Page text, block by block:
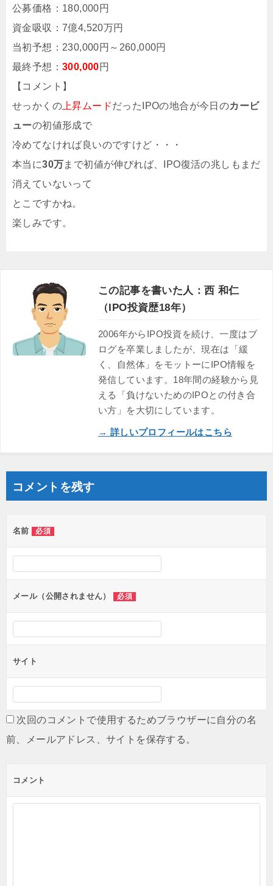
公募価格：180,000円
資金吸収：7億4,520万円
当初予想：230,000円～260,000円
最終予想： 300,000 円
【コメント】
せっかくの 上昇ムードだったIPOの地合が今日のカービ
ューの初値形成で
冷めてなければ良いのですけど・・・
本当に30万まで初値が伸びれば、IPO復活の兆しもまだ
消えていないって
とこですかね。
楽しみです。
この記事を書いた人：西 和仁
（IPO投資歴18年）
2006年からIPO投資を続け、一度はブ
ログを卒業しましたが、現在は「緩
く、自然体」をモットーにIPO情報を
発信しています。18年間の経験から見
える「負けないためのIPOとの付き合
い方」を大切にしています。
→ 詳しいプロフィールはこちら
コメントを残す
名前 必須
メール（公開されません） 必須
サイト
次回のコメントで使用するためブラウザーに自分の名
前、メールアドレス、サイトを保存する。
コメント